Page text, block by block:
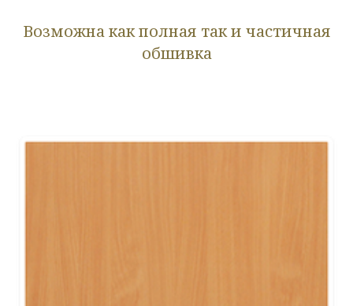
Возможна как полная так и частичная
обшивка